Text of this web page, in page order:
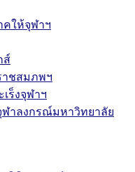
คให้จุฬาฯ
ส์
ชสมภพฯ
ร็งจุฬาฯ
ฬาลงกรณ์มหาวิทยาลัย